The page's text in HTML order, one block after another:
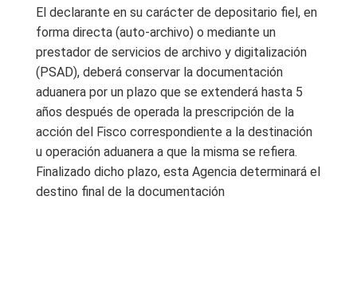
El declarante en su carácter de depositario fiel, en
forma directa (auto-archivo) o mediante un
prestador de servicios de archivo y digitalización
(PSAD), deberá conservar la documentación
aduanera por un plazo que se extenderá hasta 5
años después de operada la prescripción de la
acción del Fisco correspondiente a la destinación
u operación aduanera a que la misma se refiera.
Finalizado dicho plazo, esta Agencia determinará el
destino final de la documentación